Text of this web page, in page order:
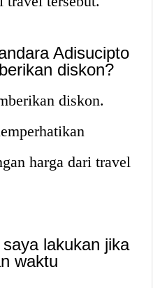
Adisucipto
diskon?
diskon.
harga dari travel
lakukan jika
waktu